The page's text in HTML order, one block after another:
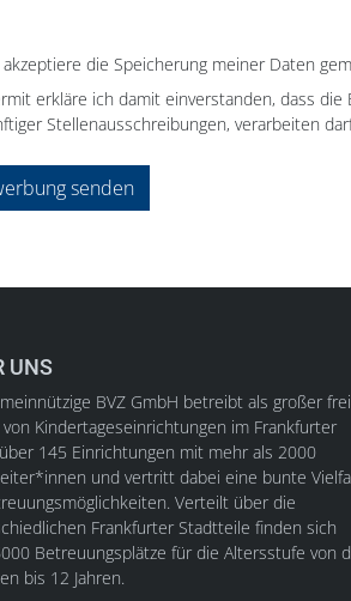
akzeptiere die Speicherung meiner Daten
erkläre ich damit einverstanden, dass
Stellenausschreibungen, verarbeiten
senden
UNS
BVZ GmbH betreibt als großer
von Kindertageseinrichtungen im Frankfurter
145 Einrichtungen mit mehr als 2000
und vertritt dabei eine bunte
Verteilt über die
Frankfurter Stadtteile finden sich
Betreuungsplätze für die Altersstufe von
bis 12 Jahren.